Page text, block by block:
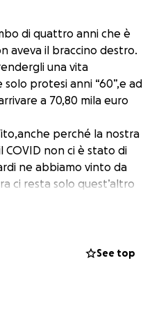
di quattro anni che è
aveva il braccino destro.
una vita
protesi anni “60”,e ad
a 70,80 mila euro
perché la nostra
non ci è stato di
ne abbiamo vinto da
ci resta solo quest’altro
♥️ P.S Il nostro sogno
Colella Lucia Oppure:
See top